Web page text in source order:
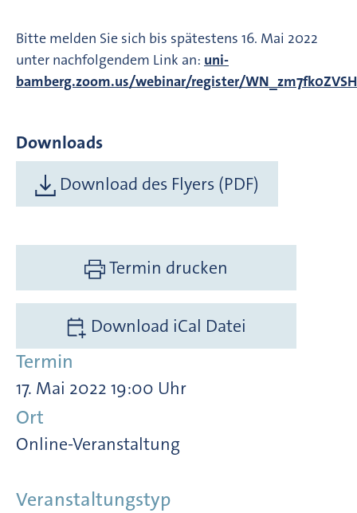
Bitte melden Sie sich bis spätestens 16. Mai 2022
unter nachfolgendem Link an: uni-
bamberg.zoom.us/webinar/register/
Downloads
Download des Flyers (PDF)
Termin drucken
Download iCal Datei
Termin
17. Mai 2022 19:00 Uhr
Ort
Online-Veranstaltung
Veranstaltungstyp